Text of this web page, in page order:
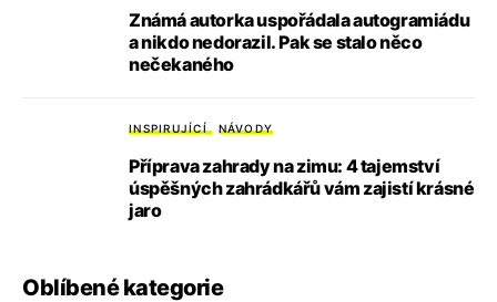
Známá autorka uspořádala autogramiádu
a nikdo nedorazil. Pak se stalo něco
nečekaného
INSPIRUJÍCÍ NÁVODY
Příprava zahrady na zimu: 4 tajemství
úspěšných zahrádkářů vám zajistí krásné
jaro
Oblíbené kategorie